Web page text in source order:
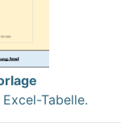
Tabelle.